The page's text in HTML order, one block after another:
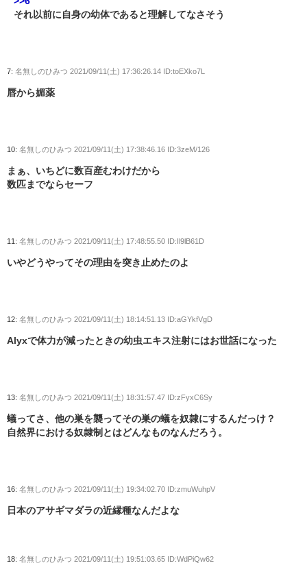
それ以前に自身の幼体であると理解してなさそう
7: 名無しのひみつ 2021/09/11(土) 17:36:26.14 ID:toEXko7L
唇から媚薬
10: 名無しのひみつ 2021/09/11(土) 17:38:46.16 ID:3zeM/126
まぁ、いちどに数百産むわけだから
数匹までならセーフ
11: 名無しのひみつ 2021/09/11(土) 17:48:55.50 ID:Il9lB61D
いやどうやってその理由を突き止めたのよ
12: 名無しのひみつ 2021/09/11(土) 18:14:51.13 ID:aGYkfVgD
Alyxで体力が減ったときの幼虫エキス注射にはお世話になった
13: 名無しのひみつ 2021/09/11(土) 18:31:57.47 ID:zFyxC6Sy
蟻ってさ、他の巣を襲ってその巣の蟻を奴隷にするんだっけ？
自然界における奴隷制とはどんなものなんだろう。
16: 名無しのひみつ 2021/09/11(土) 19:34:02.70 ID:zmuWuhpV
日本のアサギマダラの近縁種なんだよな
18: 名無しのひみつ 2021/09/11(土) 19:51:03.65 ID:WdPiQw62